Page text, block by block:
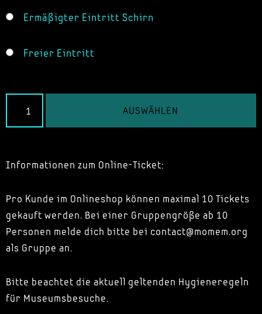
Ermäßigter Eintritt Schirn
Freier Eintritt
AUSWÄHLEN
Informationen zum Online-Ticket:
Pro Kunde im Onlineshop können maximal 10 Tickets
gekauft werden. Bei einer Gruppengröße ab 10
Personen melde dich bitte bei contact@momem.org
als Gruppe an.
Bitte beachtet die aktuell geltenden Hygieneregeln
für Museumsbesuche.